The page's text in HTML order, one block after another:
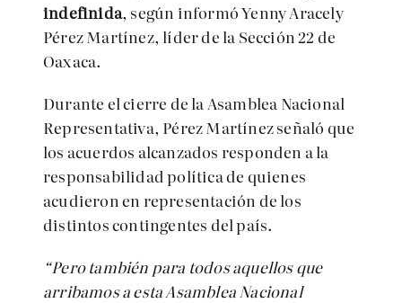
indefinida, según informó Yenny Aracely
Pérez Martínez, líder de la Sección 22 de
Oaxaca.
Durante el cierre de la Asamblea Nacional
Representativa, Pérez Martínez señaló que
los acuerdos alcanzados responden a la
responsabilidad política de quienes
acudieron en representación de los
distintos contingentes del país.
“Pero también para todos aquellos que
arribamos a esta Asamblea Nacional